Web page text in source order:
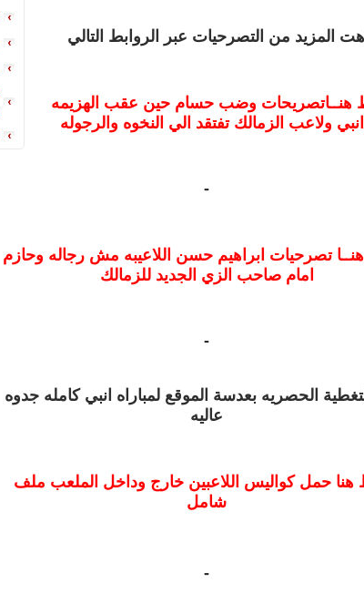
المزيد من التصرحيات عبر الروابط التالي
هنــاتصريحات وضب حسام حين عقب الهزيمه
ولاعب الزمالك تفتقد الي النخوه والرجوله
-
تصرحيات ابراهيم حسن اللاعيبه مش رجاله وحازم
امام صاحب الزي الجديد للزمالك
-
الحصريه بعدسة الموقع لمباراه انبي كامله جدوه
عاليه
هنا حمل كواليس اللاعبين خارج وداخل الملعب ملف
شامل
-